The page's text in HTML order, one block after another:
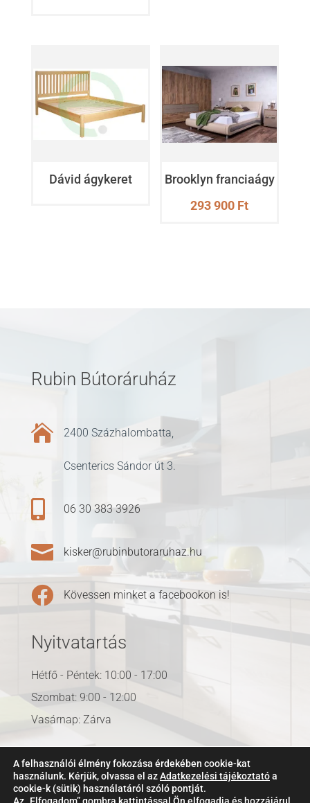
Dávid ágykeret
Brooklyn franciaágy
293 900 Ft
Rubin Bútoráruház
 2400 Százhalombatta,
Csenterics Sándor út 3.
 06 30 383 3926
 kisker@rubinbutoraruhaz.hu
 Kövessen minket a facebookon is!
Nyitvatartás
Hétfő - Péntek: 10:00 - 17:00
Szombat: 9:00 - 12:00
Vasárnap: Zárva
A felhasználói élmény fokozása érdekében cookie-kat
használunk. Kérjük, olvassa el azAdatkezelési tájékoztatóa
cookie-k (sütik) használatáról szóló pontját.